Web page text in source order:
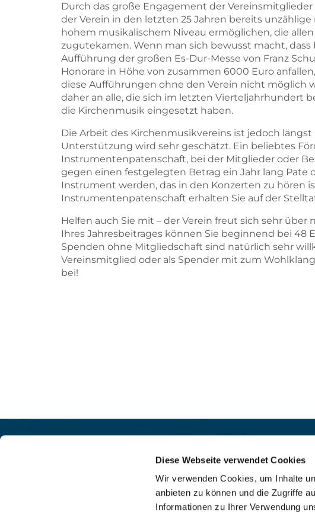
Diese Webseite verwendet Cookies
Wir verwenden Cookies, um Inhalte
anbieten zu können und die Zugriffe
Informationen zu Ihrer Verwendung
Durch das große Engagement der
der Verein in den letzten 25 Jahren bereits
hohem musikalischem Niveau ermöglichen, die
zugutekamen. Wenn man sich bewusst macht, dass
Aufführung der großen Es-Dur-Messe von Franz
Honorare in Höhe von zusammen 6000 Euro
diese Aufführungen ohne den Verein nicht möglich
daher an alle, die sich im letzten Vierteljahrhundert
die Kirchenmusik eingesetzt haben.
Die Arbeit des Kirchenmusikvereins ist jedoch
Unterstützung wird sehr geschätzt. Ein beliebtes
Instrumentenpatenschaft, bei der Mitglieder oder
gegen einen festgelegten Betrag ein Jahr lang Pate
Instrument werden, das in den Konzerten zu hören
Instrumentenpatenschaft erhalten Sie auf der
Helfen auch Sie mit – der Verein freut sich sehr über
Ihres Jahresbeitrages können Sie beginnend bei 48
Spenden ohne Mitgliedschaft sind natürlich sehr
Vereinsmitglied oder als Spender mit zum
bei!
 +49 30 8859

